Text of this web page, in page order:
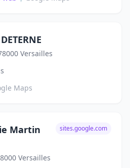
Versailles
Maps
Martin
Versailles
sites.google.com